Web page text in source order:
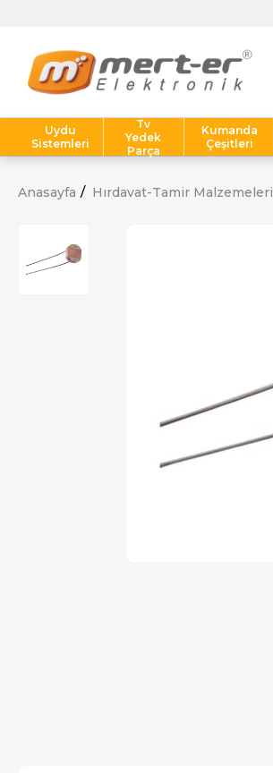
Uydu
Sistemleri
Tv
Yedek
Parça
Kumanda
Çeşitleri
Anasayfa Hırdavat-Tamir Malzemeleri